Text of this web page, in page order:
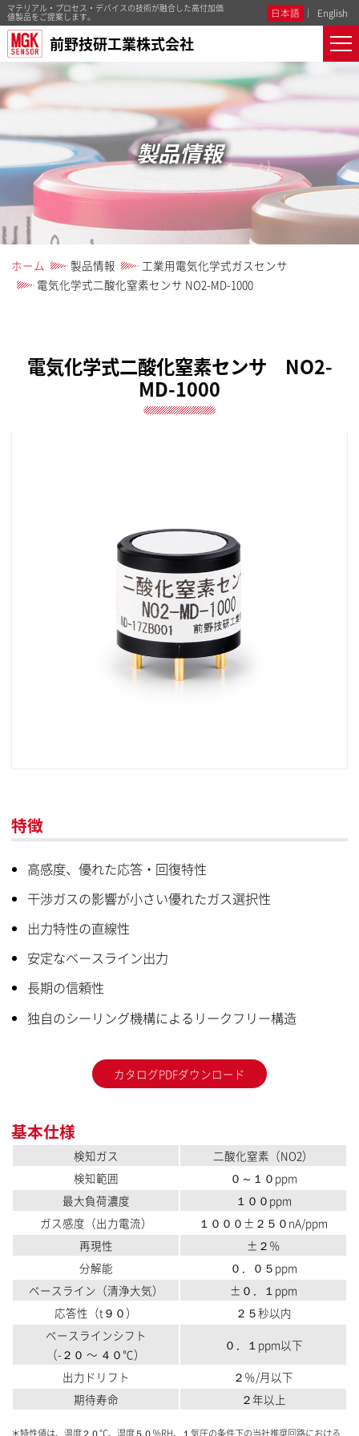
マテリアル・プロセス・デバイスの技術が融合した高付加価
値製品をご提案します。 日本語 English
前野技研工業株式会社
製品情報
ホーム 製品情報
工業用電気化学式ガスセンサ
電気化学式二酸化窒素センサ NO2-MD-1000
電気化学式二酸化窒素センサ NO2-
MD-1000
特徴
高感度、優れた応答・回復特性
干渉ガスの影響が小さい優れたガス選択性
出力特性の直線性
安定なベースライン出力
長期の信頼性
独自のシーリング機構によるリークフリー構造
カタログPDFダウンロード
基本仕様
検知ガス
二酸化窒素（NO2）
検知範囲
０～１０ppm
最大負荷濃度
１００ppm
ガス感度（出力電流）
１０００±２５０nA/ppm
再現性
±２％
分解能
０．０５ppm
ベースライン（清浄大気）
±０．１ppm
応答性（t９０）
２５秒以内
ベースラインシフト
（-２０ 〜 ４０℃）
０．１ppm以下
出力ドリフト
２％/月以下
期待寿命
２年以上
＊特性値は、温度２０℃、湿度５０％RH、１気圧の条件下の当社推奨回路における